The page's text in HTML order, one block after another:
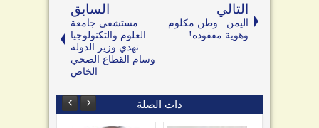
التالي
اليمن.. وطن مكلوم..
وهوية مفقوده!
السابق
مستشفى جامعة
العلوم والتكنولوجيا
تهدي وزير الدولة
وسام القطاع الصحي
الخاص
دات الصلة